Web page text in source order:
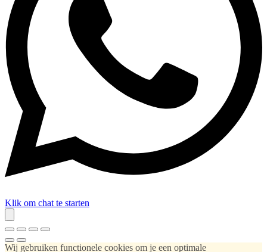
Klik om chat te starten
Wij gebruiken functionele cookies om je een optimale